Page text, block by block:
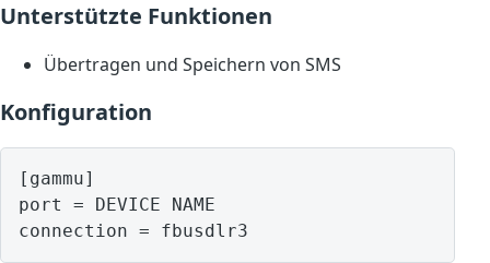
Unterstützte Funktionen
Übertragen und Speichern von SMS
Konfiguration
[gammu]
port = DEVICE NAME